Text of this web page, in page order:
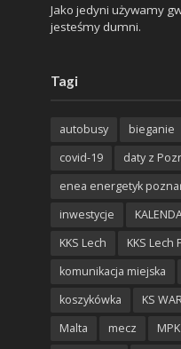
Jako jedyni używamy
jesteśmy dumni.
Tagi
autobusy bieganie
covid-19
daty z
enea energetyk
inwestycje
KKS Lech
KKS Lech
komunikacja miejska
koszykówka
KS
Malta
mecz MPK